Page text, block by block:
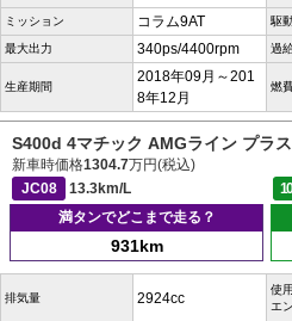
ミッション コラム9AT 駆
最大出力 340ps/4400rpm 過
生産期間
2018年09月～201
8年12月
燃
S400d 4マチック AMGライン プラ
新車時価格1304.7万円(税込)
JC08
13.3km/L
満タンでどこまで走る？
931km
排気量 2924cc
使
エ